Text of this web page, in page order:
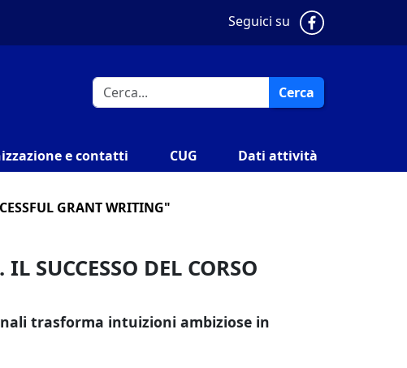
Seguici su Pagina
Cerca
e contatti CUG
Dati attività
GRANT WRITING"
SUCCESSO DEL CORSO
trasforma intuizioni ambiziose in